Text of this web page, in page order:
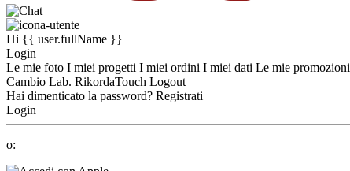
Hi {{ user.fullName }}
Login
Le mie foto I miei progetti I miei ordini I miei dati Le mie promozioni
Cambio Lab. RikordaTouch Logout
Hai dimenticato la password? Registrati
Login
o: